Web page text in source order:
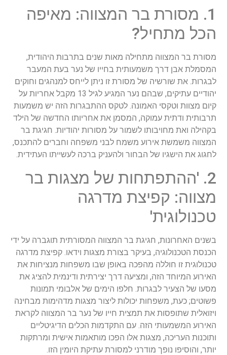
1. מסורת בר המצווה: מאיפה
הכל מתחיל?
מסורת בר המצווה מתחילה מאות שנים בתרבות היהודית,
המסמלת אבן דרך משמעותית בחייו של נער בעת המעבר
לבגרות. את שורשיה של מסורת זו ניתן לייחס למנהגים וחוקים
יהודיים עתיקים, שבהם נער המגיע לגיל 13 מקבל אחריות על
קיום מצוות וטקסי האמונה. לטקס ההתבגרות הזה יש משמעות
תרבותית ודתית עמוקה, המסמן את אחריותו החדשה של הילד
בקהילה ואת מחויבותו לשמור על מסורות יהודיות. חגיגת בר
המצווה משמשת אירוע משמח לבני משפחה וחברים להתכנס,
לחגוג את הישגיו של הבחור ולהעניק ברכה לעשייתו העתידית.
2. 'ההתפתחות של מצגות בר
מצווה: קפיצת מדרגה
טכנולוגית'
בשנים האחרונות, חגיגת בר המצווה המסורתית תוגברה על ידי
הכנסת הטכנולוגיה, בעיקר בצורת מצגות וידאו. קפיצת מדרגה
טכנולוגית זו חוללה מהפכה באופן שבו משפחות מנציחות את
האירוע המיוחד הזה, ומציעה דרך יצירתית ודינמית להציג את
מסעו של הצעיר לבגרות. חלפו הימים של אלבומי תמונות
פשוטים; כעת, משפחות יכולות ליצור מצגות מדהימות מבחינה
ויזואלית שתופסות את תמצית חייו של נער בר המצווה לקראת
האירוע המשמעותי הזה. עם התקדמות הכלים הדיגיטליים
ותוכנות העריכה, מצגות אלו הפכו מותאמות אישית ומרתקות
יותר, והוסיפו נופך מודרני למסורת עתיקת היומין הזו.